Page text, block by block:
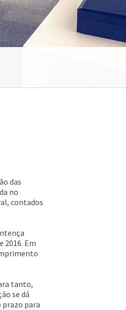
das
no
contados
2016. Em
tanto,
se dá
prazo para